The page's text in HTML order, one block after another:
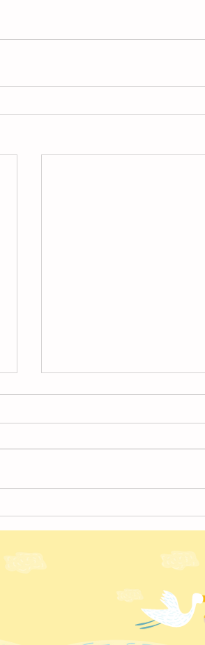
４月の様子【北越谷】